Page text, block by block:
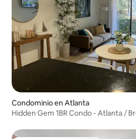
Condominio en Atlanta
Hidden Gem 1BR Condo - Atlanta /